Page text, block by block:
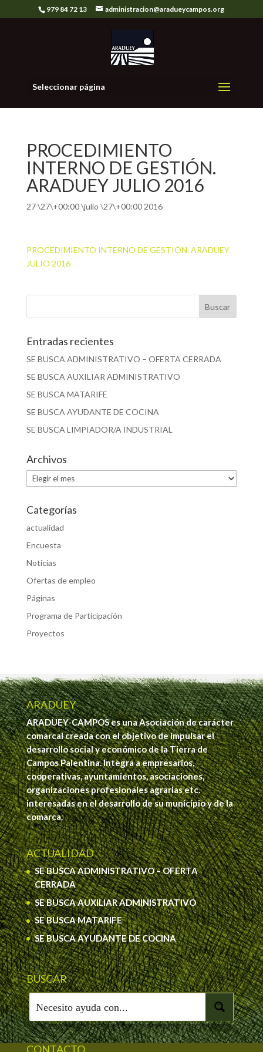
979 84 72 13 administracion@aradueycampos.org
Seleccionar página
PROCEDIMIENTO
INTERNO DE GESTIÓN.
ARADUEY JULIO 2016
27 \27\+00:00 \julio \27\+00:00 2016
PROCEDIMIENTO INTERNO DE GESTIÓN. ARADUEY
JULIO 2016
Entradas recientes
SE BUSCA ADMINISTRATIVO – OFERTA CERRADA
SE BUSCA AUXILIAR ADMINISTRATIVO
SE BUSCA MATARIFE
SE BUSCA AYUDANTE DE COCINA
SE BUSCA LIMPIADOR/A INDUSTRIAL
Archivos
Archivos
Categorías
actualidad
Encuesta
Noticias
Ofertas de empleo
Páginas
Programa de Participación
Proyectos
ARADUEY
ARADUEY-CAMPOS es una Asociación de carácter
comarcal creada con el objetivo de impulsar el
desarrollo social y económico de la Tierra de
Campos Palentina. Integra a empresarios,
cooperativas, ayuntamientos, asociaciones,
organizaciones profesionales agrarias etc.
interesadas en el desarrollo de su municipio y de la
comarca.
ACTUALIDAD
SE BUSCA ADMINISTRATIVO – OFERTA
CERRADA
SE BUSCA AUXILIAR ADMINISTRATIVO
SE BUSCA MATARIFE
SE BUSCA AYUDANTE DE COCINA
BUSCAR
CONTACTO